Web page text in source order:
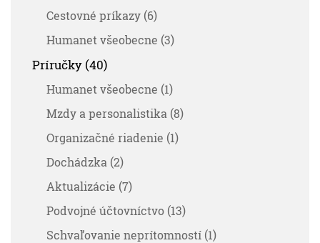
Cestovné príkazy (6)
Humanet všeobecne (3)
Príručky (40)
Humanet všeobecne (1)
Mzdy a personalistika (8)
Organizačné riadenie (1)
Dochádzka (2)
Aktualizácie (7)
Podvojné účtovníctvo (13)
Schvaľovanie neprítomností (1)